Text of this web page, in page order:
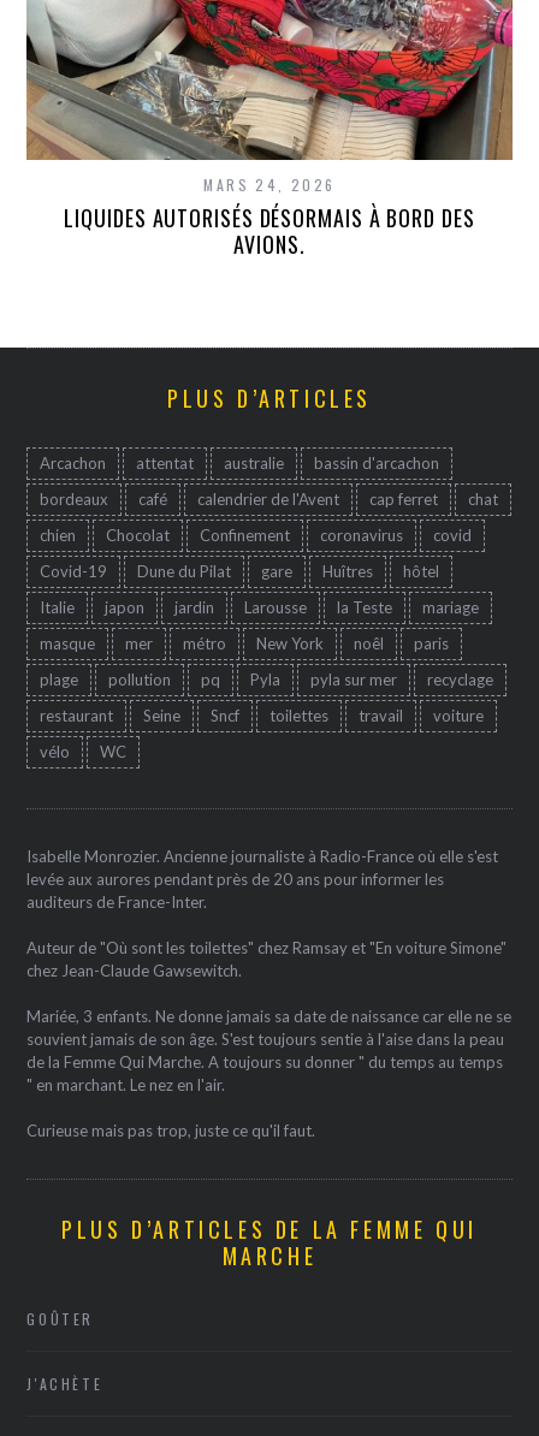
MARS 24, 2026
LIQUIDES AUTORISÉS DÉSORMAIS À BORD DES
AVIONS.
PLUS D’ARTICLES
Arcachon attentat australie
bassin d'arcachon
bordeaux
café calendrier de l'Avent cap ferret
chat
chien
Chocolat Confinement coronavirus
covid
Covid-19
Dune du Pilat gare Huîtres
hôtel
Italie
japon jardin Larousse la Teste
mariage
masque
mer métro New York noêl
paris
plage
pollution pq Pyla pyla sur mer
recyclage
restaurant
Seine Sncf toilettes travail
voiture
vélo
WC
Isabelle Monrozier. Ancienne journaliste à Radio-France où elle s'est
levée aux aurores pendant près de 20 ans pour informer les
auditeurs de France-Inter.
Auteur de "Où sont les toilettes" chez Ramsay et "En voiture Simone"
chez Jean-Claude Gawsewitch.
Mariée, 3 enfants. Ne donne jamais sa date de naissance car elle ne se
souvient jamais de son âge. S'est toujours sentie à l'aise dans la peau
de la Femme Qui Marche. A toujours su donner " du temps au temps
" en marchant. Le nez en l'air.
Curieuse mais pas trop, juste ce qu'il faut.
PLUS D’ARTICLES DE LA FEMME QUI
MARCHE
GOÛTER
J'ACHÈTE